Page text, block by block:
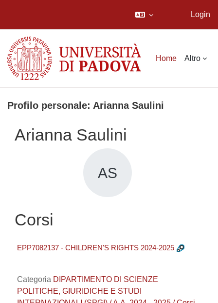
Login
Home Altro
Profilo personale: Arianna Saulini
Arianna Saulini
AS
Corsi
EPP7082137 - CHILDREN'S RIGHTS 2024-2025
Categoria DIPARTIMENTO DI SCIENZE
POLITICHE, GIURIDICHE E STUDI